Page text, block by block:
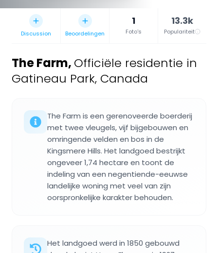
Discussion Beoordelingen
1
Foto's
13.3k
Populariteit
The Farm, Officiële residentie in
Gatineau Park, Canada
The Farm is een gerenoveerde boerderij
met twee vleugels, vijf bijgebouwen en
omringende velden en bos in de
Kingsmere Hills. Het landgoed bestrijkt
ongeveer 1,74 hectare en toont de
indeling van een negentiende-eeuwse
landelijke woning met veel van zijn
oorspronkelijke karakter behouden.
Het landgoed werd in 1850 gebouwd